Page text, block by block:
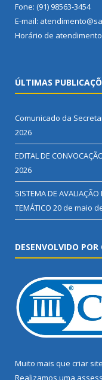
Fone: (91) 98563-3454
E-mail:
Horário de
ÚLTIMAS
Comunicado da
2026
EDITAL DE
2026
SISTEMA DE
TEMÁTICO 20 de maio
DESENVOLVIDO POR
Muito mais que criar site
Realizamos uma